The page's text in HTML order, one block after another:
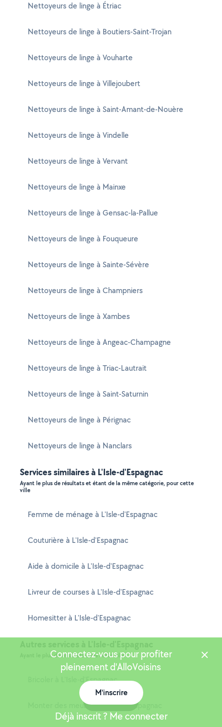
Nettoyeurs de linge à Étriac
Nettoyeurs de linge à Boutiers-Saint-Trojan
Nettoyeurs de linge à Vouharte
Nettoyeurs de linge à Villejoubert
Nettoyeurs de linge à Saint-Amant-de-Nouère
Nettoyeurs de linge à Vindelle
Nettoyeurs de linge à Vervant
Nettoyeurs de linge à Mainxe
Nettoyeurs de linge à Gensac-la-Pallue
Nettoyeurs de linge à Fouqueure
Nettoyeurs de linge à Sainte-Sévère
Nettoyeurs de linge à Champniers
Nettoyeurs de linge à Xambes
Nettoyeurs de linge à Angeac-Champagne
Nettoyeurs de linge à Triac-Lautrait
Nettoyeurs de linge à Saint-Saturnin
Nettoyeurs de linge à Pérignac
Nettoyeurs de linge à Nanclars
Services similaires à L'Isle-d'Espagnac
Ayant le plus de résultats et étant de la même catégorie, pour cette
ville
Femme de ménage à L'Isle-d'Espagnac
Couturière à L'Isle-d'Espagnac
Aide à domicile à L'Isle-d'Espagnac
Livreur de courses à L'Isle-d'Espagnac
Homesitter à L'Isle-d'Espagnac
Ayant le plus de résultats dans cette ville
Bricoler à L'Isle-d'Espagnac
Monter des meubles à L'Isle-d'Espagnac
Connectez-vous pour profiter
pleinement d'AlloVoisins
M'inscrire
Déjà inscrit ? Me connecter